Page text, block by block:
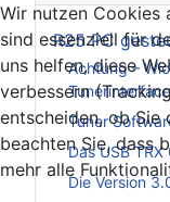
R25 PC
Achtung –
Tunerinterface
Tuner
Das USB
Die Version
Wir nutzen Cookies
sind essenziell für
uns helfen, diese
verbessern
entscheiden, ob Sie
beachten Sie, dass
mehr alle